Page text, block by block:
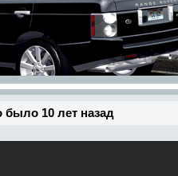
было 10 лет назад